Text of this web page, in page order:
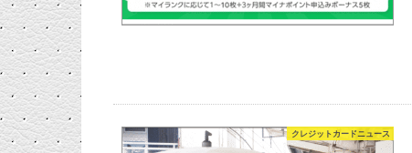
クレジットカードニュース